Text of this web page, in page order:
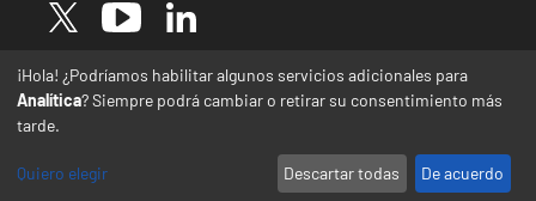
Image Image Image
* Las traducciones de este sitio web desde el
español a otras lenguas se realizan de forma
automática y pueden contener errores o
¡Hola! ¿Podríamos habilitar algunos servicios adicionales para
Analítica? Siempre podrá cambiar o retirar su consentimiento más
tarde.
Quiero elegir Descartar todas De acuerdo